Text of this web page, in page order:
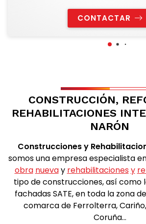
CONTACTAR
CONSTRUCCIÓN,
REHABILITACIONES
NARÓN
Construcciones y
somos una empresa especialista
obra nuevay rehabilitaciones y
tipo de construcciones, así como
fachadas SATE, en toda la zona
comarca de Ferrolterra,
Coruña…